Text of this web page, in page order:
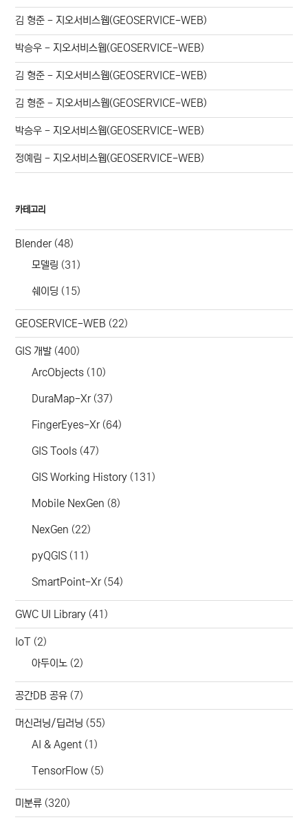
김 형준 -지오서비스웹(GEOSERVICE-WEB)
박승우 -지오서비스웹(GEOSERVICE-WEB)
김 형준 -지오서비스웹(GEOSERVICE-WEB)
김 형준 -지오서비스웹(GEOSERVICE-WEB)
박승우 -지오서비스웹(GEOSERVICE-WEB)
정예림 -지오서비스웹(GEOSERVICE-WEB)
카테고리
Blender(48)
모델링 (31)
쉐이딩 (15)
GEOSERVICE-WEB (22)
GIS 개발 (400)
ArcObjects (10)
DuraMap-Xr(37)
FingerEyes-Xr(64)
GIS Tools (47)
GIS Working History (131)
Mobile NexGen (8)
NexGen (22)
pyQGIS (11)
SmartPoint-Xr(54)
GWC UI Library (41)
IoT (2)
아두이노 (2)
공간DB 공유 (7)
머신러닝/딥러닝 (55)
AI & Agent (1)
TensorFlow (5)
미분류 (320)